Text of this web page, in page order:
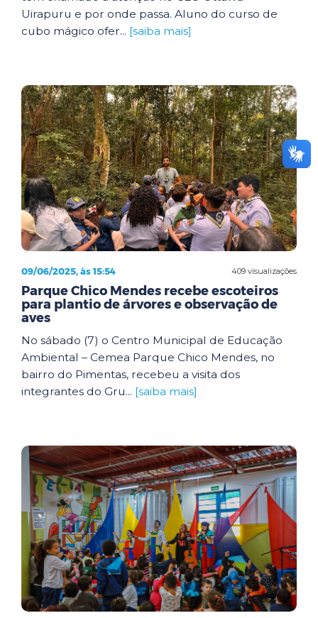
Uirapuru e por onde passa. Aluno do curso de
cubo mágico ofer... [saiba mais]
409 visualizações
09/06/2025, às 15:54
Parque Chico Mendes recebe escoteiros
para plantio de árvores e observação de
aves
No sábado (7) o Centro Municipal de Educação
Ambiental – Cemea Parque Chico Mendes, no
bairro do Pimentas, recebeu a visita dos
integrantes do Gru... [saiba mais]